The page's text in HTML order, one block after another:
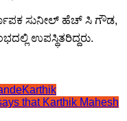
ಸುನೀಲ್ ಹೆಚ್ ಸಿ ಗೌಡ,
ಉಪಸ್ಥಿತರಿದ್ದರು.
Karthik
that Karthik Mahesh